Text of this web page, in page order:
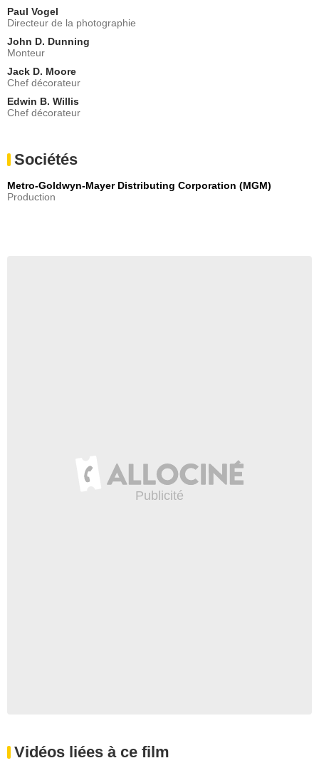
Paul Vogel
Directeur de la photographie
John D. Dunning
Monteur
Jack D. Moore
Chef décorateur
Edwin B. Willis
Chef décorateur
Sociétés
Metro-Goldwyn-Mayer Distributing Corporation (MGM)
Production
Vidéos liées à ce film